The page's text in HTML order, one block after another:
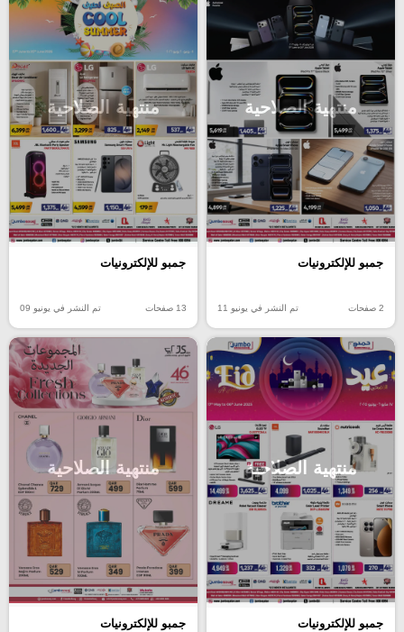
منتهية الصلاحية
جمبو للإلكترونيات
2 صفحات تم النشر في يونيو 11
منتهية الصلاحية
جمبو للإلكترونيات
13 صفحات تم النشر في يونيو 09
منتهية الصلاحية
جمبو للإلكترونيات
منتهية الصلاحية
جمبو للإلكترونيات